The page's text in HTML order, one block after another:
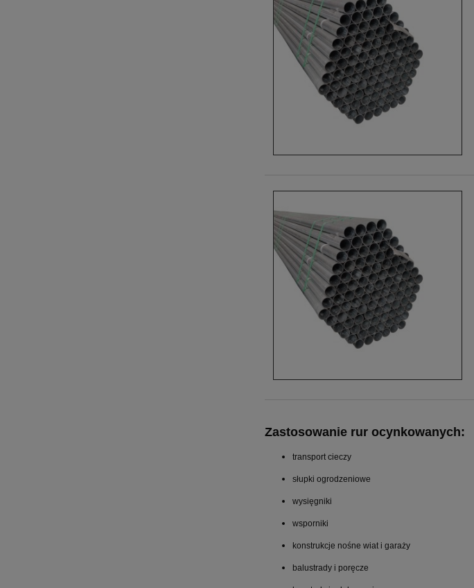
Zastosowanie rur ocynkowanych:
transport cieczy
słupki ogrodzeniowe
wysięgniki
wsporniki
konstrukcje nośne wiat i garaży
balustrady i poręcze